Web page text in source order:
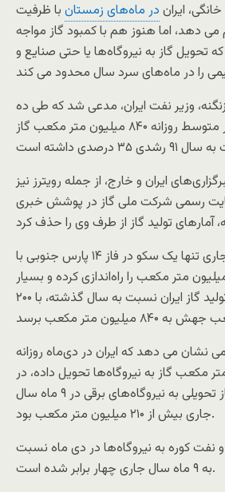
ایران در ماه‌های زمستان با ظرفیت
می دهد، اما هنوز هم با کمبود گاز مواجه
گاز به نیروگاه‌ها یا حتی صنایع و
زنگنه، وزیر نفت ایران، مدعی شد که طی ده
ماه سال جاری به طور متوسط روزانه ۸۴۰ میلیون متر مکعب گاز
ایران و خارج، از جمله رویترز نیز
رسمی شرکت ملی گاز در پوشش خبری
ایران در پاییز سال جاری تنها یک سکو در فاز ۱۴ پارس جنوبی با
تولید روزانه ۱۴ میلیون متر مکعب را راه‌اندازی کرده و بسیار
بعید به نظر می‌رسد تولید گاز ایران نسبت به سال گذشته، با ۲۰۰
نشان می دهد که ایران در دی‌ماه روزانه
متر مکعب گاز به نیروگاه‌ها تحویل داده، در
حالی که متوسط گاز تحویلی به نیروگاه‌های برقی در ۹ ماه سال
جاری بیش از ۲۱۰ میلیون متر مکعب بود.
نفت کوره به نیروگاه‌ها در دی ماه نسبت
به ۹ ماه سال جاری چهار برابر شده است.